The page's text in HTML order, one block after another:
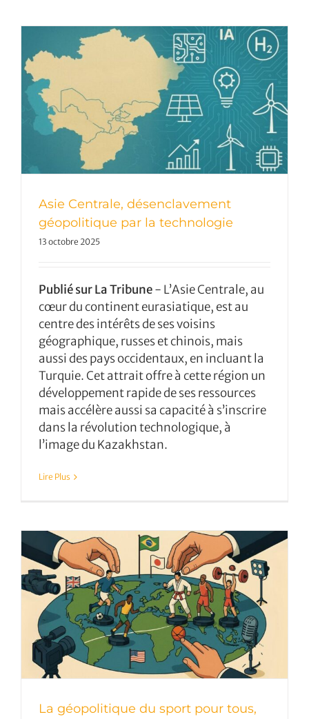
Asie Centrale, désenclavement
géopolitique par la technologie
13 octobre 2025
Publié sur La Tribune- L’Asie Centrale, au
cœur du continent eurasiatique, est au
centre des intérêts de ses voisins
géographique, russes et chinois, mais
aussi des pays occidentaux, en incluant la
Turquie. Cet attrait offre à cette région un
développement rapide de ses ressources
mais accélère aussi sa capacité à s’inscrire
dans la révolution technologique, à
l’image du Kazakhstan.
Lire Plus
La géopolitique du sport pour tous,